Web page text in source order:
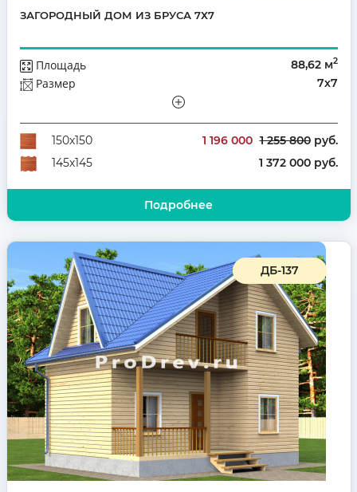
ЗАГОРОДНЫЙ ДОМ ИЗ БРУСА 7Х7
Площадь 88,62 м2
Размер 7х7
Количество комнат
5
150х150
1 196 000 1 255 800руб.
145х145
1 372 000 руб.
Подробнее
ДБ-137